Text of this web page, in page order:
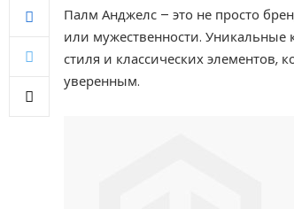
Палм Анджелс – это не просто
или мужественности. Уникальные
стиля и классических элементов,
уверенным.